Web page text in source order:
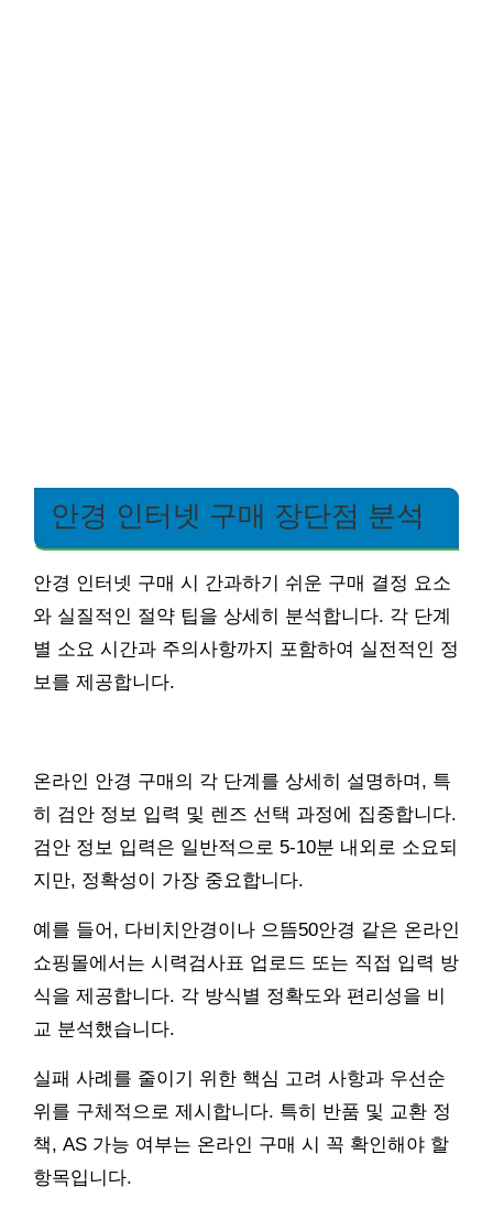
안경 인터넷 구매 장단점 분석
안경 인터넷 구매 시 간과하기 쉬운 구매 결정 요소
와 실질적인 절약 팁을 상세히 분석합니다. 각 단계
별 소요 시간과 주의사항까지 포함하여 실전적인 정
보를 제공합니다.
온라인 안경 구매의 각 단계를 상세히 설명하며, 특
히 검안 정보 입력 및 렌즈 선택 과정에 집중합니다.
검안 정보 입력은 일반적으로 5-10분 내외로 소요되
지만, 정확성이 가장 중요합니다.
예를 들어, 다비치안경이나 으뜸50안경 같은 온라인
쇼핑몰에서는 시력검사표 업로드 또는 직접 입력 방
식을 제공합니다. 각 방식별 정확도와 편리성을 비
교 분석했습니다.
실패 사례를 줄이기 위한 핵심 고려 사항과 우선순
위를 구체적으로 제시합니다. 특히 반품 및 교환 정
책, AS 가능 여부는 온라인 구매 시 꼭 확인해야 할
항목입니다.